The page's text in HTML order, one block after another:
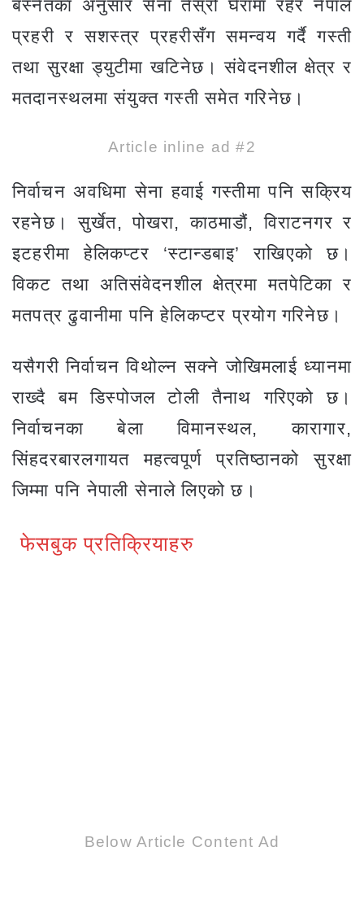
बस्नेतका अनुसार सेना तेस्रो घेरामा रहेर नेपाल
प्रहरी र सशस्त्र प्रहरीसँग समन्वय गर्दै गस्ती
तथा सुरक्षा ड्युटीमा खटिनेछ। संवेदनशील क्षेत्र र
मतदानस्थलमा संयुक्त गस्ती समेत गरिनेछ।
Article inline ad #2
निर्वाचन अवधिमा सेना हवाई गस्तीमा पनि सक्रिय
रहनेछ। सुर्खेत, पोखरा, काठमाडौं, विराटनगर र
इटहरीमा हेलिकप्टर ‘स्टान्डबाइ’ राखिएको छ।
विकट तथा अतिसंवेदनशील क्षेत्रमा मतपेटिका र
मतपत्र ढुवानीमा पनि हेलिकप्टर प्रयोग गरिनेछ।
यसैगरी निर्वाचन विथोल्न सक्ने जोखिमलाई ध्यानमा
राख्दै बम डिस्पोजल टोली तैनाथ गरिएको छ।
निर्वाचनका बेला विमानस्थल, कारागार,
सिंहदरबारलगायत महत्वपूर्ण प्रतिष्ठानको सुरक्षा
जिम्मा पनि नेपाली सेनाले लिएको छ।
फेसबुक प्रतिक्रियाहरु
Below Article Content Ad